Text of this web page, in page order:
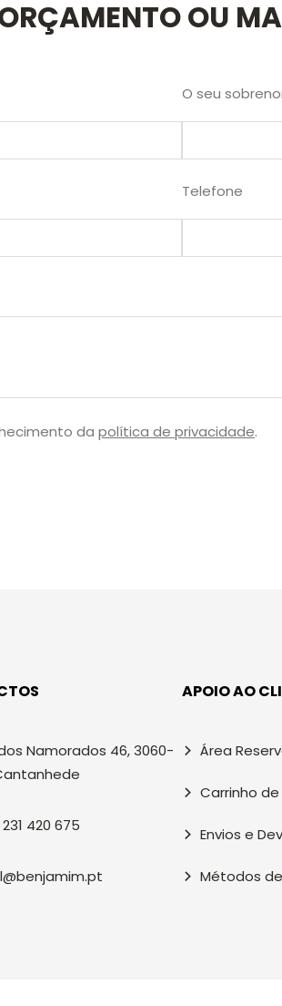
OU
O seu
Telefone
da política de privacidade.
Namorados 46, 3060-
420 675
APOIO AO
Área
Carrinho
Envios e
Métodos